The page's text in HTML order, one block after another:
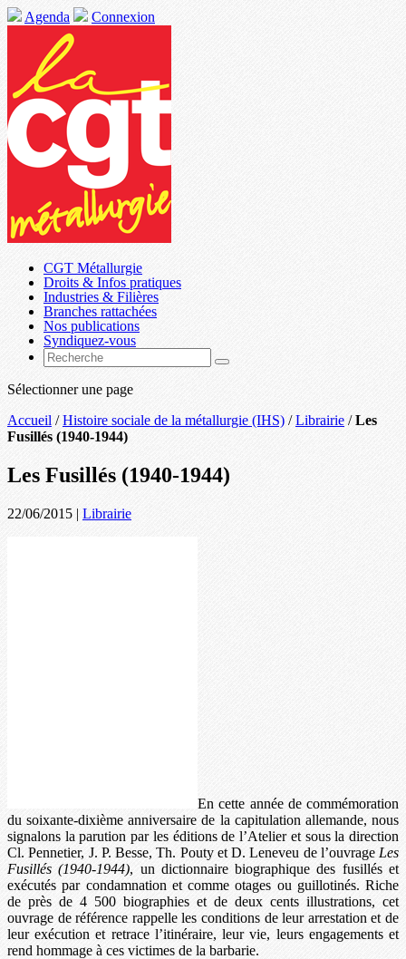
Agenda Connexion
CGT Métallurgie
Droits & Infos pratiques
Industries & Filières
Branches rattachées
Nos publications
Syndiquez-vous
Sélectionner une page
Accueil /Histoire sociale de la métallurgie (IHS) /Librairie /Les
Fusillés (1940-1944)
Les Fusillés (1940-1944)
22/06/2015 | Librairie
En cette année de commémoration
du soixante-dixième anniversaire de la capitulation allemande, nous
signalons la parution par les éditions de l’Atelier et sous la direction
Cl. Pennetier, J. P. Besse, Th. Pouty et D. Leneveu de l’ouvrage Les
Fusillés (1940-1944), un dictionnaire biographique des fusillés et
exécutés par condamnation et comme otages ou guillotinés. Riche
de près de 4 500 biographies et de deux cents illustrations, cet
ouvrage de référence rappelle les conditions de leur arrestation et de
leur exécution et retrace l’itinéraire, leur vie, leurs engagements et
rend hommage à ces victimes de la barbarie.